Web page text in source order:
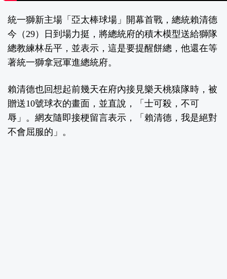
統一獅新主場「亞太棒球場」開幕首戰，總統賴清德
今（29）日到場力挺，將總統府的積木模型送給獅隊
總教練林岳平，並表示，這是要提醒餅總，他還在等
著統一獅拿冠軍進總統府。
賴清德也回想起前幾天在府內接見樂天桃猿隊時，被
贈送10號球衣的畫面，並直說，「士可殺，不可
辱」。網友隨即接梗留言表示，「賴清德，我是絕對
不會屈服的」。